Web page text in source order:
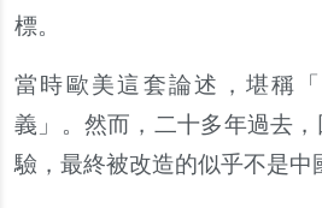
標。
當時歐美這套論述，堪稱
義」。然而，二十多年過去
驗，最終被改造的似乎不是中